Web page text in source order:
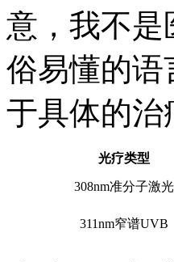
意，我不是
俗易懂的语
于具体的治
光疗类型
308nm准分子激光
311nm窄谱UVB